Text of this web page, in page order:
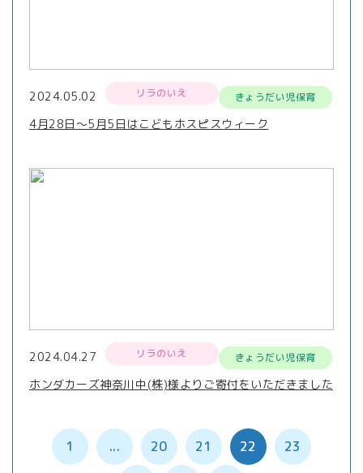
2024.05.02 リラのいえ きょうだい児保育
4月28日～5月5日はこどもホスピスウィーク
2024.04.27 リラのいえ きょうだい児保育
ホンダカーズ神奈川中(株)様よりご寄付をいただきました
1 ... 20 21 22 23